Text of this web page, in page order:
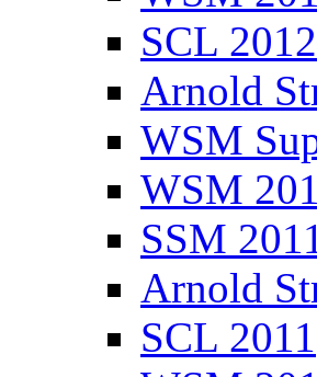
SCL 2012
Arnold
WSM
WSM
SSM
Arnold
SCL 2011